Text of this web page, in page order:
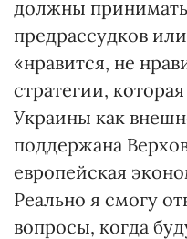
должны
предрассудков
«нравится, не
стратегии,
Украины как
поддержана
европейская
Реально я смогу
вопросы, когда